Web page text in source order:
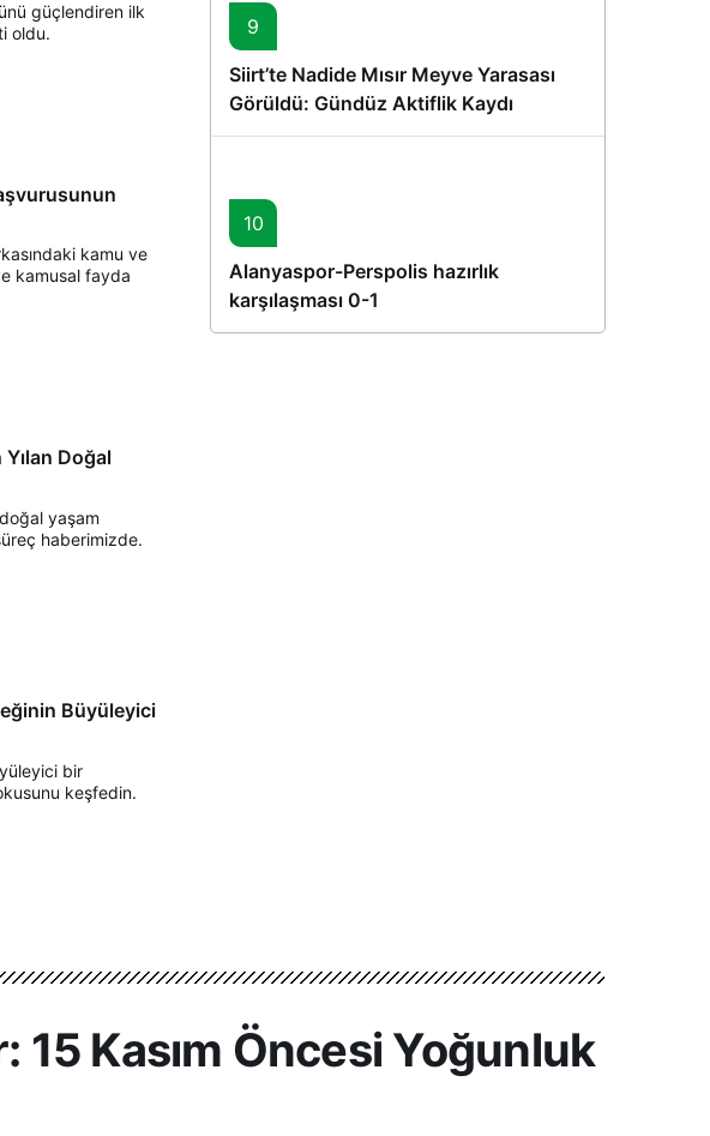
güçlendiren ilk
oldu.
kamu ve
kamusal fayda
Yılan Doğal
yaşam
haberimizde.
Büyüleyici
bir
keşfedin.
9
Siirt’te Nadide Mısır Meyve Yarasası
Görüldü: Gündüz Aktiflik Kaydı
10
Alanyaspor-Perspolis hazırlık
karşılaşması 0-1
15 Kasım Öncesi Yoğunluk